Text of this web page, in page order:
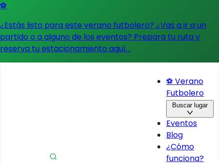
⚽
¿Estás listo para este verano futbolero? ¿Vas a ir a un
partido o a alguno de los eventos? Prepara tu ruta y
reserva tu estacionamiento aquí. .
⚽ Verano
Futbolero
Buscar lugar
Eventos
Blog
¿Cómo
funciona?